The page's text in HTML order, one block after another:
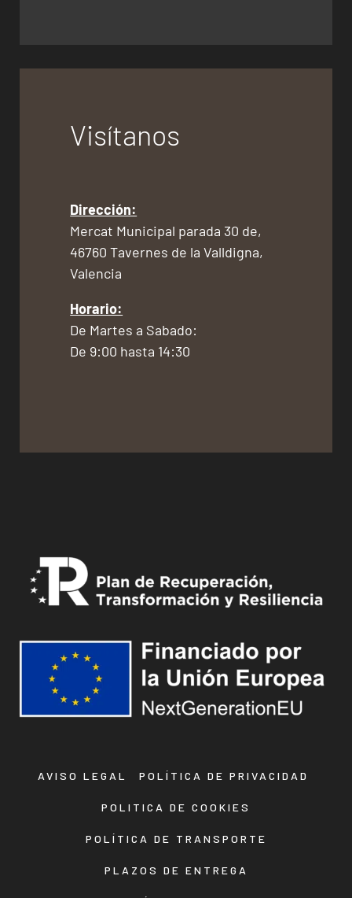
Visítanos
Dirección:
Mercat Municipal parada 30 de,
46760 Tavernes de la Valldigna,
Valencia
Horario:
De Martes a Sabado:
De 9:00 hasta 14:30
AVISO LEGAL POLÍTICA DE PRIVACIDAD
POLITICA DE COOKIES
POLÍTICA DE TRANSPORTE
PLAZOS DE ENTREGA